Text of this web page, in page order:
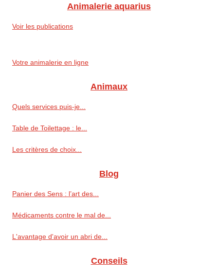
Animalerie aquarius
Voir les publications
Votre animalerie en ligne
Animaux
Quels services puis-je...
Table de Toilettage : le...
Les critères de choix...
Blog
Panier des Sens : l’art des...
Médicaments contre le mal de...
L'avantage d'avoir un abri de...
Conseils